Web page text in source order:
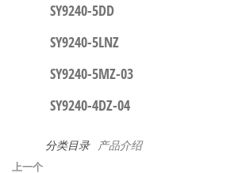
SY9240-5DD
SY9240-5LNZ
SY9240-5MZ-03
SY9240-4DZ-04
分类目录 产品介绍
上
上一个